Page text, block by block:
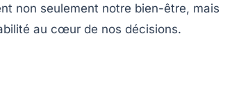
non seulement notre bien-être, mais
au cœur de nos décisions.